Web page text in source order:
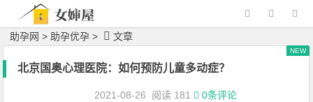
助孕网 > 助孕优孕 > 文章
北京国奥心理医院：如何预防儿童多动症？
NEW
2021-08-26 阅读 181 0条评论